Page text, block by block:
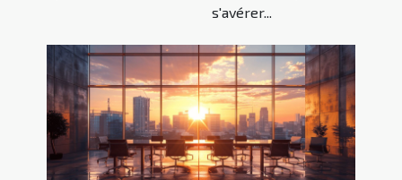
s'avérer...